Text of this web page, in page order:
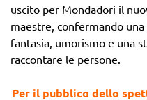
uscito per Mondadori il
maestre, confermando
fantasia, umorismo e una
raccontare le persone.
Per il pubblico dello